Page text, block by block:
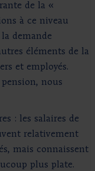
de la «
à ce niveau
demande
éléments de la
et employés.
nous
: les salaires de
relativement
mais connaissent
plus plate.